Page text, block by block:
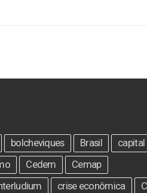
bolcheviques Brasil
Cedem
Cemap
crise econômica